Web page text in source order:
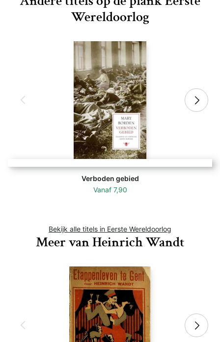
Wereldoorlog
Verboden gebied
Vanaf 7,90
Bekijk alle titels in Eerste Wereldoorlog
Meer van Heinrich Wandt